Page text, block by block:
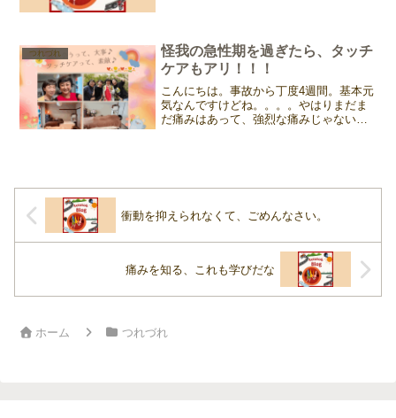
を作りたい。一緒に考え・...
つれづれ
怪我の急性期を過ぎたら、タッチ
ケアもアリ！！！
こんにちは。事故から丁度4週間。基本元
気なんですけどね。。。。やはりまだま
だ痛みはあって、強烈な痛みじゃないか
衝動を抑えられなくて、ごめんなさい。
痛みを知る、これも学びだな
ホーム つれづれ